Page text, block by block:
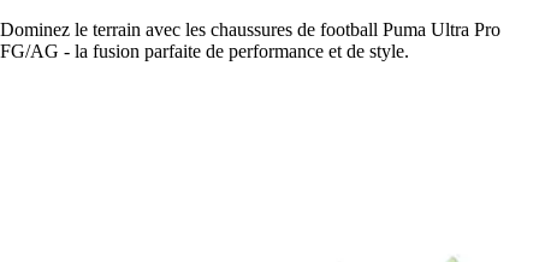
Dominez le terrain avec les chaussures de football Puma Ultra Pro
FG/AG - la fusion parfaite de performance et de style.